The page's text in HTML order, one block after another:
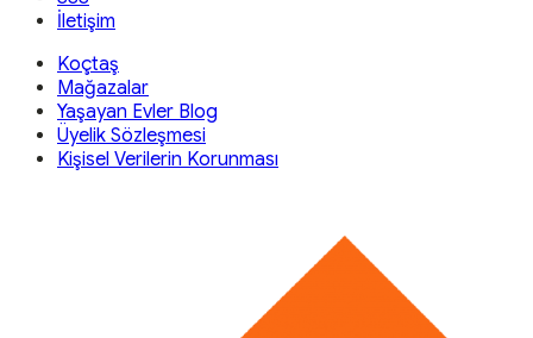
İletişim
Koçtaş
Mağazalar
Yaşayan Evler Blog
Üyelik Sözleşmesi
Kişisel Verilerin Korunması